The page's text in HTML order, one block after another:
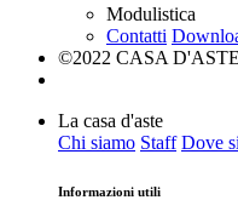
Modulistica
Contatti
©2022 CASA
La casa d'aste
Chi siamo Staff Dove
Informazioni utili